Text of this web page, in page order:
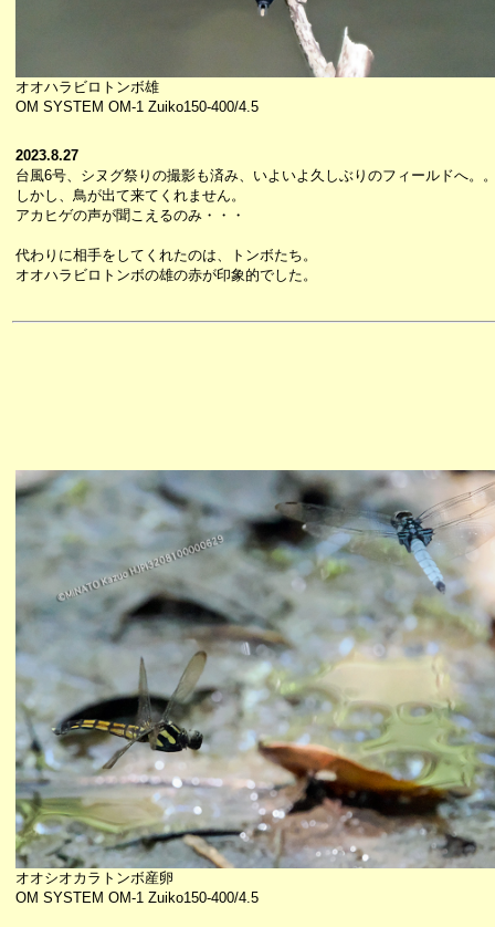
オオハラビロトンボ雄
OM SYSTEM OM-1 Zuiko150-400/4.5
2023.8.27
台風6号、シヌグ祭りの撮影も済み、いよいよ久しぶりのフィールドへ。
しかし、鳥が出て来てくれません。
アカヒゲの声が聞こえるのみ・・・
代わりに相手をしてくれたのは、トンボたち。
オオハラビロトンボの雄の赤が印象的でした。
オオシオカラトンボ産卵
OM SYSTEM OM-1 Zuiko150-400/4.5